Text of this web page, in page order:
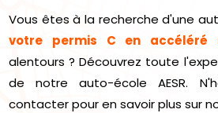
Vous êtes à la recherche d'une
votre permis C en accéléré
alentours ? Découvrez toute
de notre auto-école AESR.
contacter pour en savoir plus sur